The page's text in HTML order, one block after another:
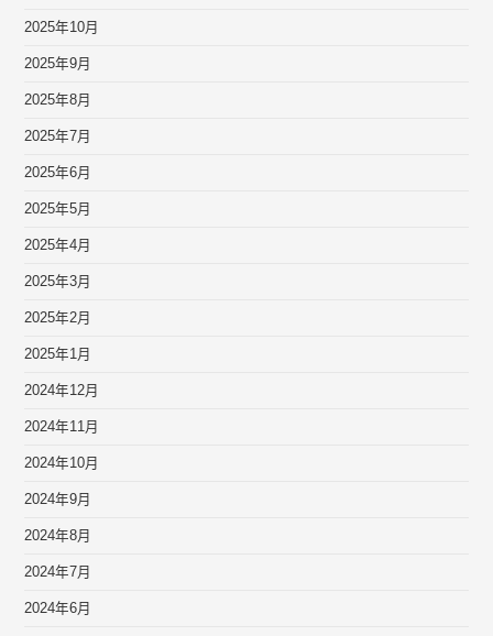
2025年10月
2025年9月
2025年8月
2025年7月
2025年6月
2025年5月
2025年4月
2025年3月
2025年2月
2025年1月
2024年12月
2024年11月
2024年10月
2024年9月
2024年8月
2024年7月
2024年6月